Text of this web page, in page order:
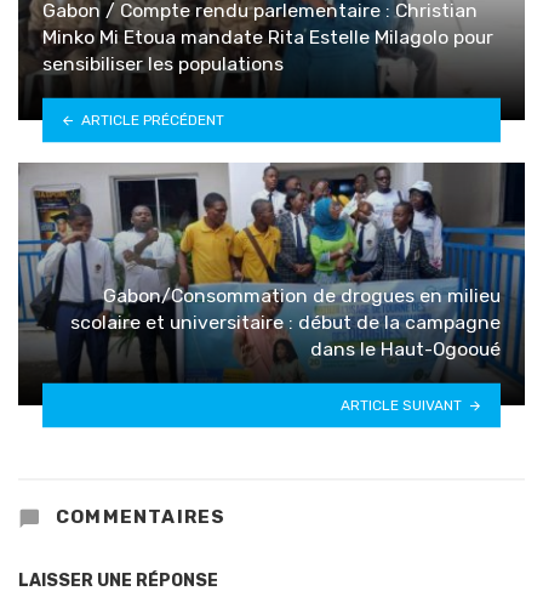
Gabon / Compte rendu parlementaire : Christian
Minko Mi Etoua mandate Rita Estelle Milagolo pour
sensibiliser les populations
ARTICLE PRÉCÉDENT
Gabon/Consommation de drogues en milieu
scolaire et universitaire : début de la campagne
dans le Haut-Ogooué
ARTICLE SUIVANT
COMMENTAIRES
LAISSER UNE RÉPONSE